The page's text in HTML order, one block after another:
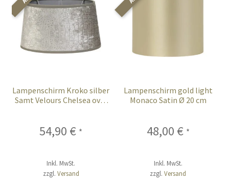
Lampenschirm Kroko silber
Samt Velours Chelsea oval
54,90 € *
Inkl. MwSt.
zzgl. Versand
Lampenschirm gold light
Monaco Satin Ø 20 cm
48,00 € *
Inkl. MwSt.
zzgl.Versand